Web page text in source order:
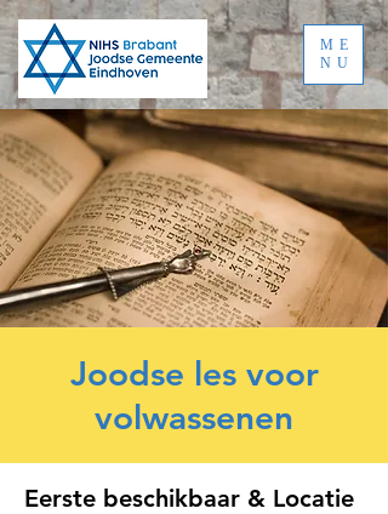
ME
NU
Joodse les voor
volwassenen
Eerste beschikbaar & Locatie